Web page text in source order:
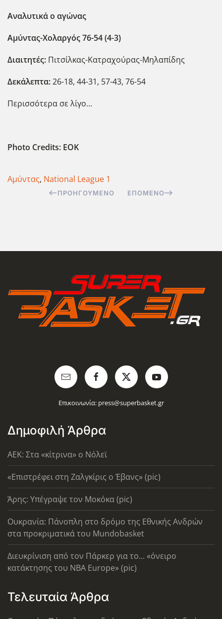
Αναλυτικά ο αγώνας
Αμύντας-Χολαργός 76-54 (4-3)
Διαιτητές: Πιτσίλκας-Κατραχούρας-Μηλαπίδης
Δεκάλεπτα:26-18, 44-31, 57-43, 76-54
Περισσότερα σε λίγο...
Photo Credits: EOK
Αμύντας, National League 1
ΠΡΟΗΓΟΎΜΕΝΟ ΕΠΌΜΕΝΟ
Επικοινωνία: press@superbasket.gr
Δημοφιλή Άρθρα
AEK: Στα «κίτρινα» ο Νόλεϊ
«Επιστρέφει στη Ζαλγκίρις ο Έβανς» (pic)
Άρης: Υπέγραψε τον Μοκόκα (pic)
Ουκρανία: Πάνοπλη στο δρόμο της Εθνικής Ανδρών
στα προκριματικά του Mundobasket
Διευκρίνιση από τον Πάρκερ για το... «όνειρο
κατάκτησης του ΝΒΑ Europe» (pic)
Τελευταία Άρθρα